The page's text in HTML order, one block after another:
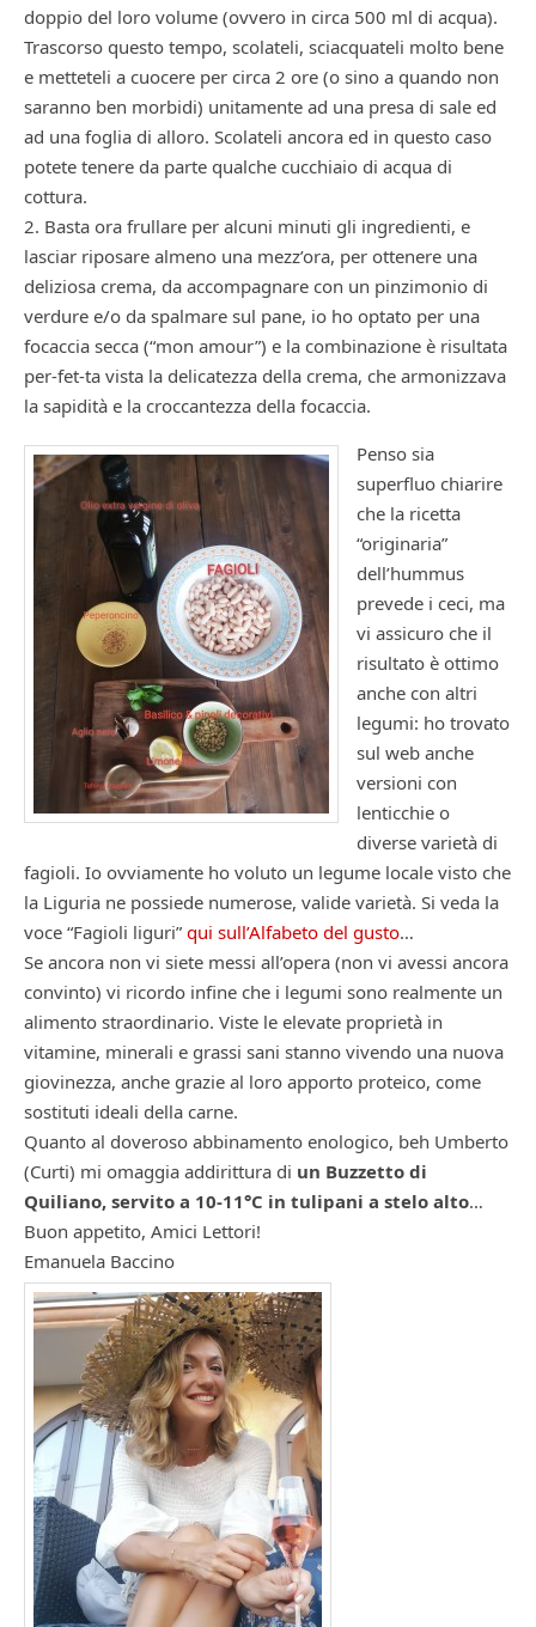
doppio del loro volume (ovvero in circa 500 ml di acqua).
Trascorso questo tempo, scolateli, sciacquateli molto bene
e metteteli a cuocere per circa 2 ore (o sino a quando non
saranno ben morbidi) unitamente ad una presa di sale ed
ad una foglia di alloro. Scolateli ancora ed in questo caso
potete tenere da parte qualche cucchiaio di acqua di
cottura.
2. Basta ora frullare per alcuni minuti gli ingredienti, e
lasciar riposare almeno una mezz’ora, per ottenere una
deliziosa crema, da accompagnare con un pinzimonio di
verdure e/o da spalmare sul pane, io ho optato per una
focaccia secca (“mon amour”) e la combinazione è risultata
per-fet-ta vista la delicatezza della crema, che armonizzava
la sapidità e la croccantezza della focaccia.
Penso sia
superfluo chiarire
che la ricetta
“originaria”
dell’hummus
prevede i ceci, ma
vi assicuro che il
risultato è ottimo
anche con altri
legumi: ho trovato
sul web anche
versioni con
lenticchie o
diverse varietà di
fagioli. Io ovviamente ho voluto un legume locale visto che
la Liguria ne possiede numerose, valide varietà. Si veda la
voce “Fagioli liguri” qui sull’Alfabeto del gusto…
Se ancora non vi siete messi all’opera (non vi avessi ancora
convinto) vi ricordo infine che i legumi sono realmente un
alimento straordinario. Viste le elevate proprietà in
vitamine, minerali e grassi sani stanno vivendo una nuova
giovinezza, anche grazie al loro apporto proteico, come
sostituti ideali della carne.
Quanto al doveroso abbinamento enologico, beh Umberto
(Curti) mi omaggia addirittura di un Buzzetto di
Quiliano, servito a 10-11°C in tulipani a stelo alto…
Buon appetito, Amici Lettori!
Emanuela Baccino